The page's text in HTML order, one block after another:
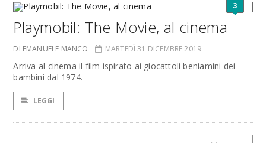
3
Playmobil: The Movie, al cinema
DI EMANUELE MANCO MARTEDÌ 31 DICEMBRE 2019
Arriva al cinema il film ispirato ai giocattoli beniamini dei
bambini dal 1974.
LEGGI